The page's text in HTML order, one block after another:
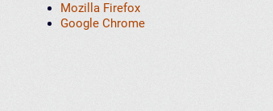
Mozilla Firefox
Google Chrome